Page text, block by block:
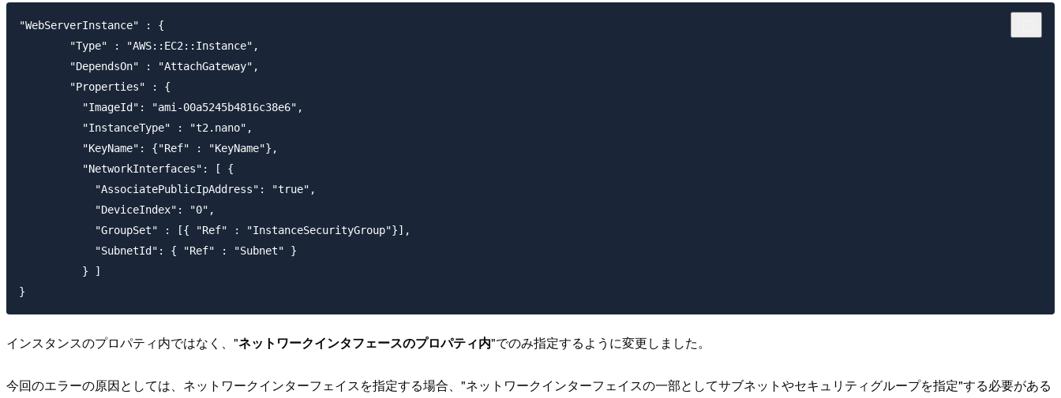
"WebServerInstance" : {
        "Type" : "AWS::EC2::Instance",
        "DependsOn" : "AttachGateway",
        "Properties" : {
          "ImageId": "ami-00a5245b4816c38e6",
          "InstanceType" : "t2.nano",
          "KeyName": {"Ref" : "KeyName"},
          "NetworkInterfaces": [ {
            "AssociatePublicIpAddress": "true",
            "DeviceIndex": "0",
            "GroupSet" : [{ "Ref" : "InstanceSecurityGroup"}],
            "SubnetId": { "Ref" : "Subnet" }
          } ]
インスタンスのプロパティ内ではなく、"ネットワークインタフェースのプロパティ内"でのみ指定するように変更しました。
今回のエラーの原因としては、ネットワークインターフェイスを指定する場合、"ネットワークインターフェイスの一部としてサブネットやセキュリティグループを指定"する必要がある